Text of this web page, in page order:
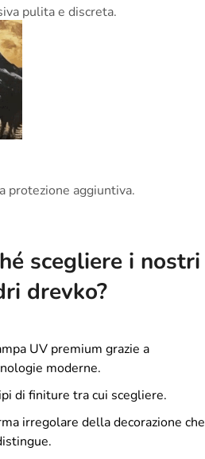
pulita e discreta.
protezione aggiuntiva.
scegliere i nostri
drevko?
UV premium grazie a
moderne.
di finiture tra cui scegliere.
irregolare della decorazione che